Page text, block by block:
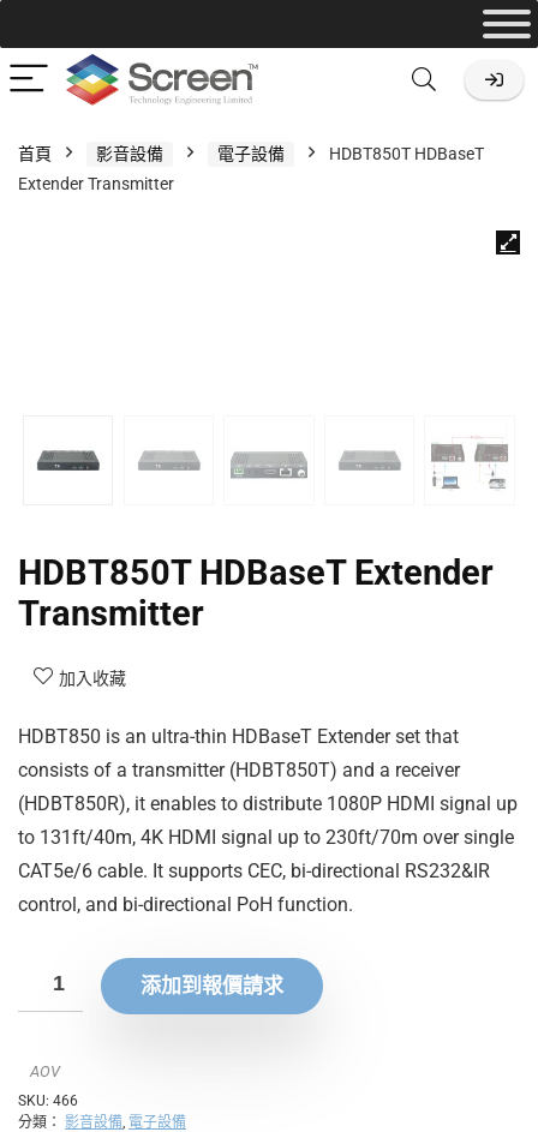
首頁 影音設備 電子設備
HDBT850T HDBaseT
Extender Transmitter
HDBT850T HDBaseT Extender
Transmitter
加入收藏
HDBT850 is an ultra-thin HDBaseT Extender set that
consists of a transmitter (HDBT850T) and a receiver
(HDBT850R), it enables to distribute 1080P HDMI signal up
to 131ft/40m, 4K HDMI signal up to 230ft/70m over single
CAT5e/6 cable. It supports CEC, bi-directional RS232&IR
control, and bi-directional PoH function.
添加到報價請求
AOV
SKU: 466
分類： 影音設備, 電子設備